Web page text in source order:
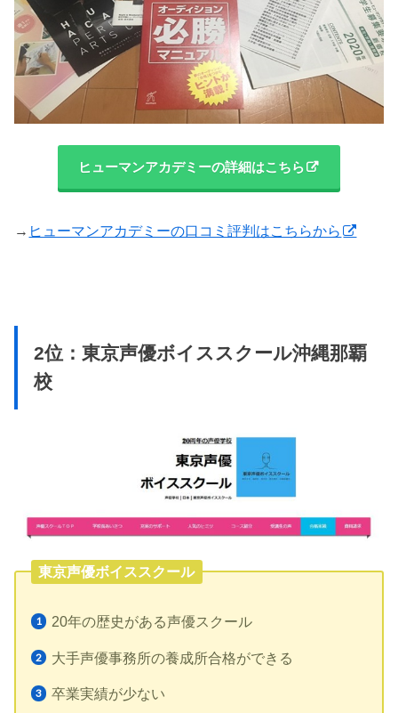
ヒューマンアカデミーの詳細はこちら
→ ヒューマンアカデミーの口コミ評判はこちらから
2位：東京声優ボイススクール沖縄那覇
校
東京声優ボイススクール
20年の歴史がある声優スクール
大手声優事務所の養成所合格ができる
卒業実績が少ない